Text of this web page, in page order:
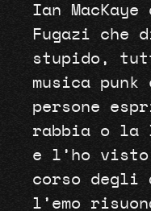
Ian
Fugazi che
stupido,
musica punk
persone
rabbia o la
e l’ho
corso degli
l’emo